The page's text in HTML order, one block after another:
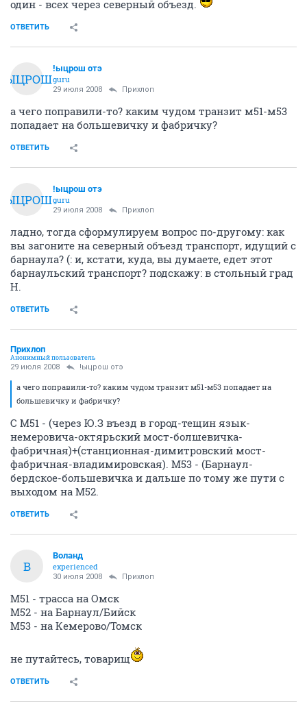
один - всех через северный объезд.
ОТВЕТИТЬ
!ЫЦРОШ
!ыцрош отэ
guru
29 июля 2008 Прихлоп
а чего поправили-то? каким чудом транзит м51-м53
попадает на большевичку и фабричку?
ОТВЕТИТЬ
!ЫЦРОШ
!ыцрош отэ
guru
29 июля 2008 Прихлоп
ладно, тогда сформулируем вопрос по-другому: как
вы загоните на северный объезд транспорт, идущий с
барнаула? (: и, кстати, куда, вы думаете, едет этот
барнаульский транспорт? подскажу: в стольный град
Н.
ОТВЕТИТЬ
Прихлоп
Анонимный пользователь
29 июля 2008 !ыцрош отэ
а чего поправили-то? каким чудом транзит м51-м53 попадает на
большевичку и фабричку?
С М51 - (через Ю.З въезд в город-тещин язык-
немеровича-октярьский мост-болшевичка-
фабричная)+(станционная-димитровский мост-
фабричная-владимировская). М53 - (Барнаул-
бердское-большевичка и дальше по тому же пути с
выходом на М52.
ОТВЕТИТЬ
В
Воланд
experienced
30 июля 2008 Прихлоп
М51 - трасса на Омск
М52 - на Барнаул/Бийск
М53 - на Кемерово/Томск
не путайтесь, товарищ
ОТВЕТИТЬ